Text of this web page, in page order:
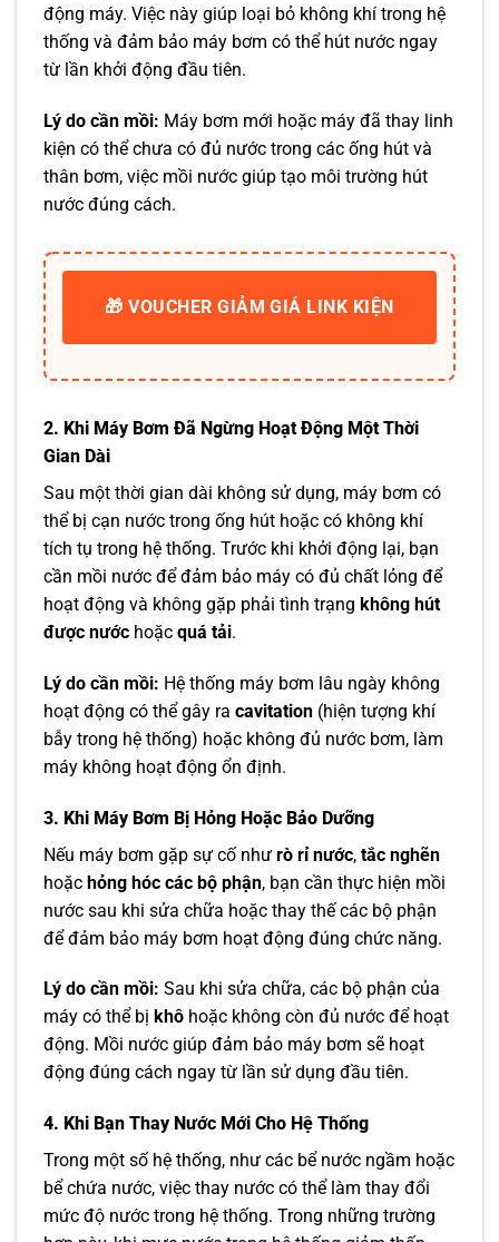
động máy. Việc này giúp loại bỏ không khí trong hệ
thống và đảm bảo máy bơm có thể hút nước ngay
từ lần khởi động đầu tiên.
Lý do cần mồi: Máy bơm mới hoặc máy đã thay linh
kiện có thể chưa có đủ nước trong các ống hút và
thân bơm, việc mồi nước giúp tạo môi trường hút
nước đúng cách.
🎁 VOUCHER GIẢM GIÁ LINK KIỆN
2. Khi Máy Bơm Đã Ngừng Hoạt Động Một Thời
Gian Dài
Sau một thời gian dài không sử dụng, máy bơm có
thể bị cạn nước trong ống hút hoặc có không khí
tích tụ trong hệ thống. Trước khi khởi động lại, bạn
cần mồi nước để đảm bảo máy có đủ chất lỏng để
hoạt động và không gặp phải tình trạng không hút
được nước hoặc quá tải.
Lý do cần mồi: Hệ thống máy bơm lâu ngày không
hoạt động có thể gây ra cavitation (hiện tượng khí
bẫy trong hệ thống) hoặc không đủ nước bơm, làm
máy không hoạt động ổn định.
3. Khi Máy Bơm Bị Hỏng Hoặc Bảo Dưỡng
Nếu máy bơm gặp sự cố như rò rỉ nước, tắc nghẽn
hoặc hỏng hóc các bộ phận, bạn cần thực hiện mồi
nước sau khi sửa chữa hoặc thay thế các bộ phận
để đảm bảo máy bơm hoạt động đúng chức năng.
Lý do cần mồi: Sau khi sửa chữa, các bộ phận của
máy có thể bị khô hoặc không còn đủ nước để hoạt
động. Mồi nước giúp đảm bảo máy bơm sẽ hoạt
động đúng cách ngay từ lần sử dụng đầu tiên.
4. Khi Bạn Thay Nước Mới Cho Hệ Thống
Trong một số hệ thống, như các bể nước ngầm hoặc
bể chứa nước, việc thay nước có thể làm thay đổi
mức độ nước trong hệ thống. Trong những trường